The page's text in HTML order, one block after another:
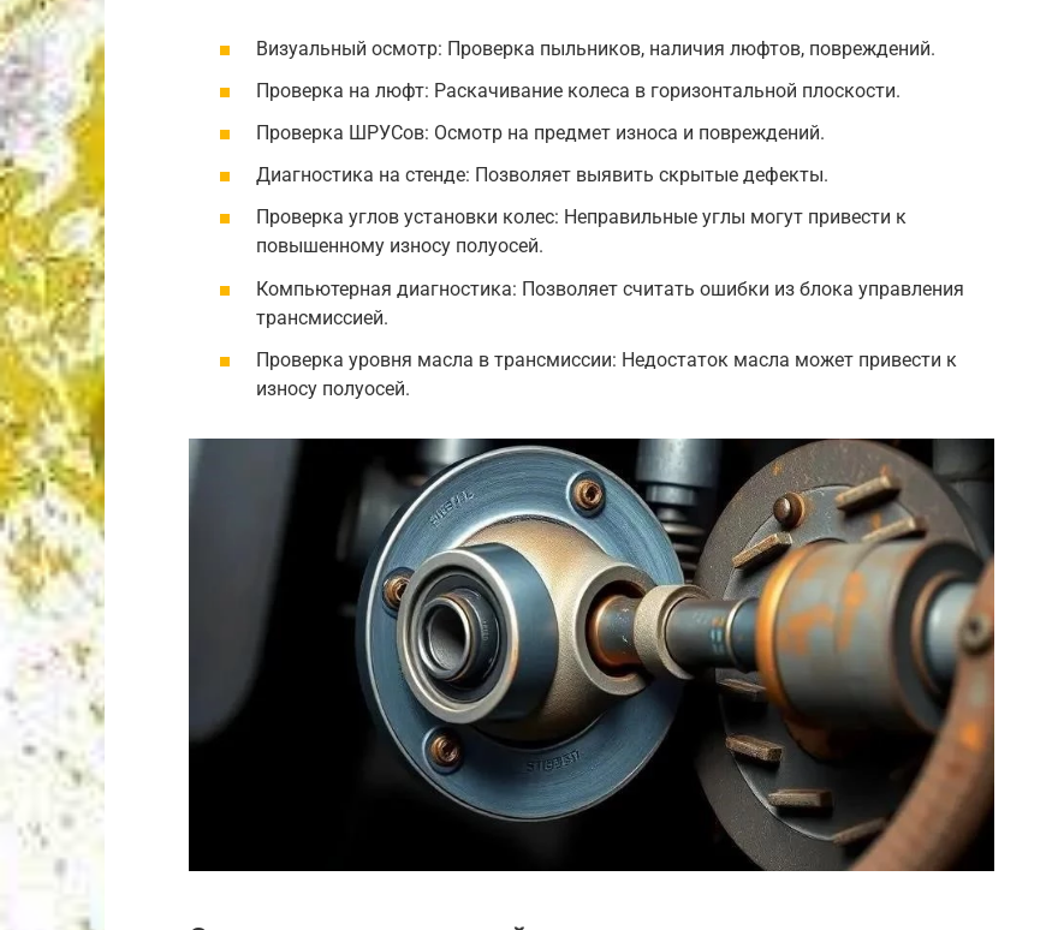
Визуальный осмотр: Проверка пыльников, наличия люфтов, повреждений.
Проверка на люфт: Раскачивание колеса в горизонтальной плоскости.
Проверка ШРУСов: Осмотр на предмет износа и повреждений.
Диагностика на стенде: Позволяет выявить скрытые дефекты.
Проверка углов установки колес: Неправильные углы могут привести к
повышенному износу полуосей.
Компьютерная диагностика: Позволяет считать ошибки из блока управления
трансмиссией.
Проверка уровня масла в трансмиссии: Недостаток масла может привести к
износу полуосей.